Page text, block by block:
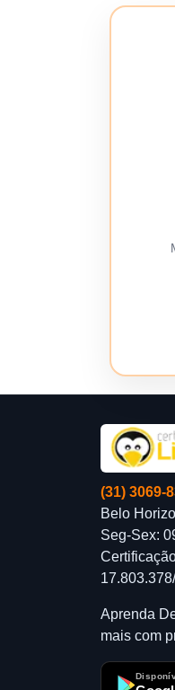
(31) 3069-
Belo
Seg-Sex:
Aprenda
mais com